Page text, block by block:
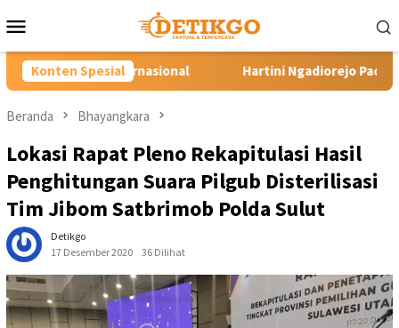
ke
Mobile
Konten SpesialHartini Ngadiorejo Pacu Transformasi SMKN 1
Beranda Bhayangkara
Lokasi Rapat Pleno Rekapitulasi Hasil
Penghitungan Suara Pilgub Disterilisasi
Tim Jibom Satbrimob Polda Sulut
Detikgo
17 Desember 2020
36 Dilihat